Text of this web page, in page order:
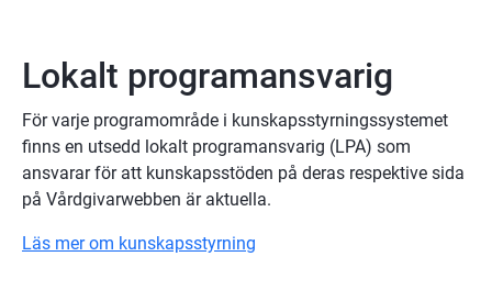
Lokalt programansvarig
För varje programområde i kunskapsstyrningssystemet
finns en utsedd lokalt programansvarig (LPA) som
ansvarar för att kunskapsstöden på deras respektive sida
på Vårdgivarwebben är aktuella.
Läs mer om kunskapsstyrning